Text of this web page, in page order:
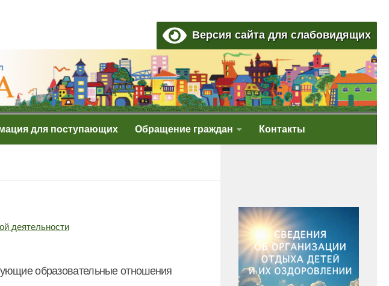
Версия сайта для слабовидящих
для поступающих Обращение граждан Контакты
деятельности
образовательные отношения